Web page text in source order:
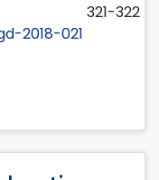
321-322
2018-021